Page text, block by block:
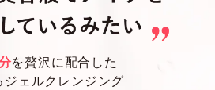
を贅沢に配合した
ジェルクレンジング